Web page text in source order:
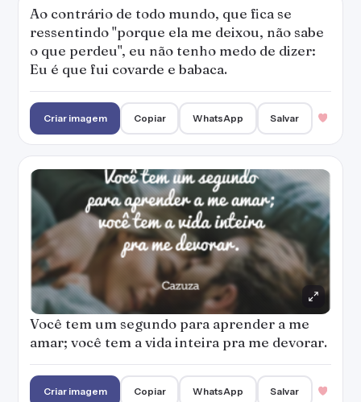
amar; você tem a vida inteira pra me devorar.
Meus heróis morreram de overdose.
Criar imagem Copiar WhatsApp Salvar
Eu vou dar o meu desprezo pra você que me
ensinou que a tristeza é uma maneira da